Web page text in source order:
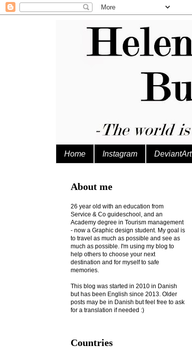
Home Instagram DeviantArt
About me
26 year old with an education from
Service & Co guideschool, and an
Academy degree in Tourism management
- now a Graphic design student. My goal is
to travel as much as possible and see as
much as possible. I'm using my blog to
help others to choose your next
destination and for myself to safe
memories.
This blog was started in 2010 in Danish
but has been English since 2013. Older
posts may be in Danish but feel free to ask
for a translation if needed :)
Countries